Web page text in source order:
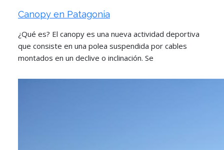
Canopy en Patagonia
¿Qué es? El canopy es una nueva actividad deportiva
que consiste en una polea suspendida por cables
montados en un declive o inclinación. Se